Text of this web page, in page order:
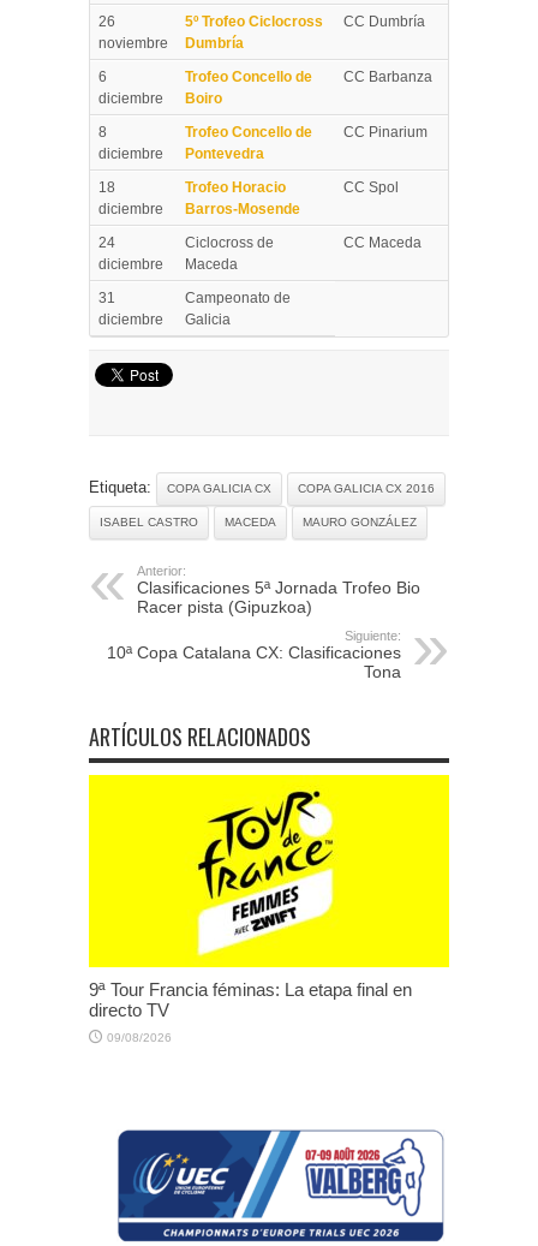
26
noviembre
5º Trofeo Ciclocross
Dumbría
CC Dumbría
6
diciembre
Trofeo Concello de
Boiro
CC Barbanza
8
diciembre
Trofeo Concello de
Pontevedra
CC Pinarium
18
diciembre
Trofeo Horacio
Barros-Mosende
CC Spol
24
diciembre
Ciclocross de
Maceda
CC Maceda
31
diciembre
Campeonato de
Galicia
Etiqueta: COPA GALICIA CX COPA GALICIA CX 2016
ISABEL CASTRO MACEDA MAURO GONZÁLEZ
Anterior:
Clasificaciones 5ª Jornada Trofeo Bio
Racer pista (Gipuzkoa)
Siguiente:
10ª Copa Catalana CX: Clasificaciones
Tona
ARTÍCULOS RELACIONADOS
9ª Tour Francia féminas: La etapa final en
directo TV
09/08/2026